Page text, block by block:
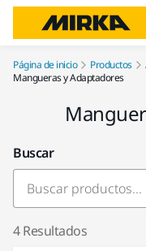
Página de inicio Productos
Mangueras y Adaptadores
Buscar
4 Resultados